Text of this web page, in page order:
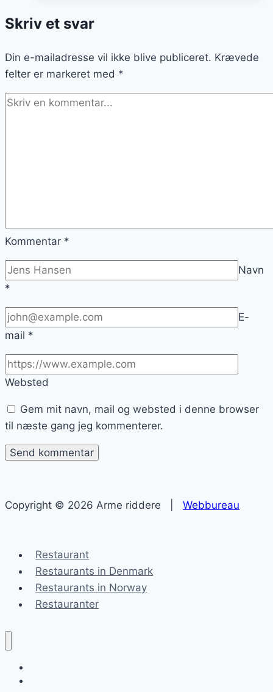
Skriv et svar
Din e-mailadresse vil ikke blive publiceret. Krævede
felter er markeret med *
Kommentar *
Navn
*
E-
mail *
Websted
Gem mit navn, mail og websted i denne browser
til næste gang jeg kommenterer.
Copyright © 2026 Arme riddere | Webbureau
Restaurant
Restaurants in Denmark
Restaurants in Norway
Restauranter